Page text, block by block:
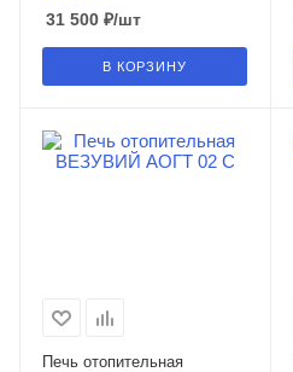
31 500 ₽/шт
В КОРЗИНУ
Печь отопительная